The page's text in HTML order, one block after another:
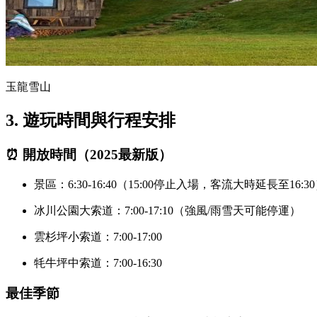
玉龍雪山
3. 遊玩時間與行程安排
⏰ 開放時間（2025最新版）
景區：6:30-16:40（15:00停止入場，客流大時延長至
冰川公園大索道：7:00-17:10（強風/雨雪天可能停運）
雲杉坪小索道：7:00-17:00
牦牛坪中索道：7:00-16:30
最佳季節